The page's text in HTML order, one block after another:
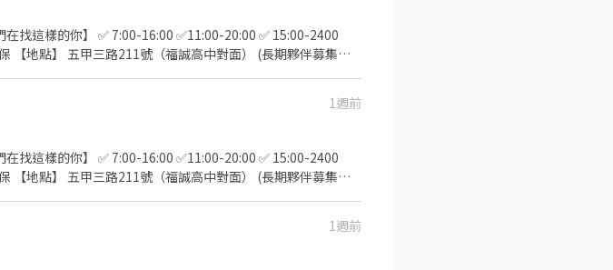
16:00 ✅11:00-20:00 ✅ 15:00-2400
【地點】 五甲三路211號（福誠高中對面） (長期夥伴募集
1週前
16:00 ✅11:00-20:00 ✅ 15:00-2400
【地點】 五甲三路211號（福誠高中對面） (長期夥伴募集
1週前